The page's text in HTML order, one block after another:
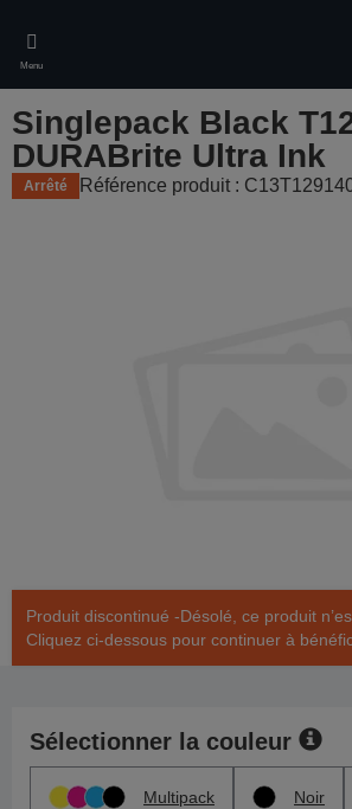
main
content
Menu
Singlepack Black
DURABrite Ultra Ink
Arrêté Référence produit :
Produit discontinué -Désolé, ce produit
Cliquez ci-dessous pour continuer à
Sélectionner la couleur
Multipack Noir